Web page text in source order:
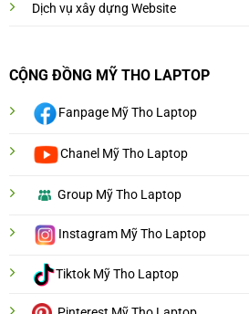
Dịch vụ xây dựng Website
CỘNG ĐỒNG MỸ THO LAPTOP
Fanpage Mỹ Tho Laptop
Chanel Mỹ Tho Laptop
Group Mỹ Tho Laptop
Instagram Mỹ Tho Laptop
Tiktok Mỹ Tho Laptop